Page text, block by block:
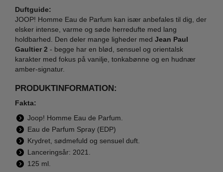
Duftguide:
JOOP! Homme Eau de Parfum kan især anbefales til dig, der
elsker intense, varme og søde herredufte med lang
holdbarhed. Den deler mange ligheder med Jean Paul
Gaultier 2 - begge har en blød, sensuel og orientalsk
karakter med fokus på vanilje, tonkabønne og en hudnær
amber-signatur.
PRODUKTINFORMATION:
Fakta:
Joop! Homme Eau de Parfum.
Eau de Parfum Spray (EDP)
Krydret, sødmefuld og sensuel duft.
Lanceringsår: 2021.
125 ml.